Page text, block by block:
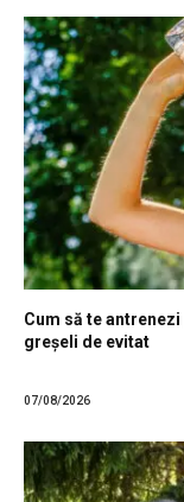
Cum să te
greșeli de evitat
07/08/2026